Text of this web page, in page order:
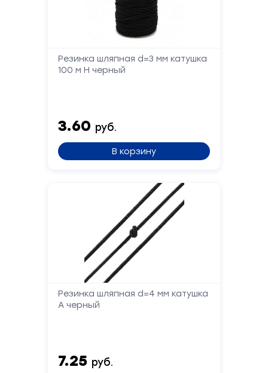
Резинка шляпная d=3 мм катушка
100 м Н черный
3.60 руб.
В корзину
Резинка шляпная d=4 мм катушка
А черный
7.25 руб.
вам
перезвоним
Ваше
Сообщение